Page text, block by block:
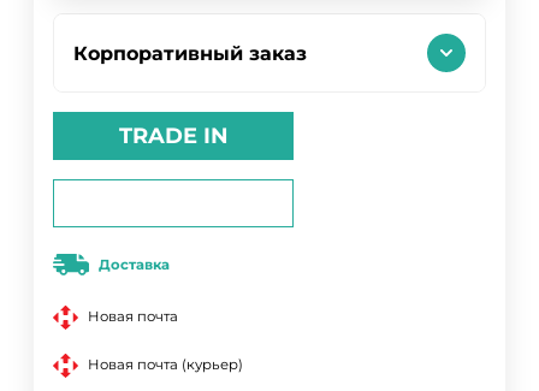
Корпоративный заказ
TRADE IN
Доставка
Новая почта
Новая почта (курьер)